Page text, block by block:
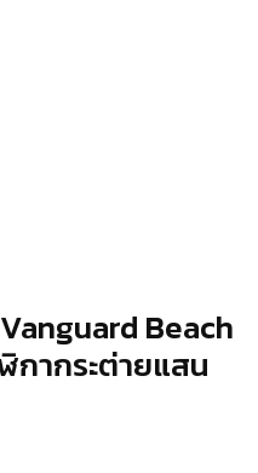
Beach
ากระต่ายแสน